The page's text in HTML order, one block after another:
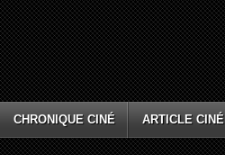
CHRONIQUE CINÉ ARTICLE CINÉ